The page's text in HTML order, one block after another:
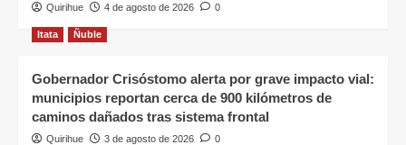
Quirihue 4 de agosto de 2026 0
Itata Ñuble
Gobernador Crisóstomo alerta por grave impacto vial:
municipios reportan cerca de 900 kilómetros de
caminos dañados tras sistema frontal
Quirihue 3 de agosto de 2026 0